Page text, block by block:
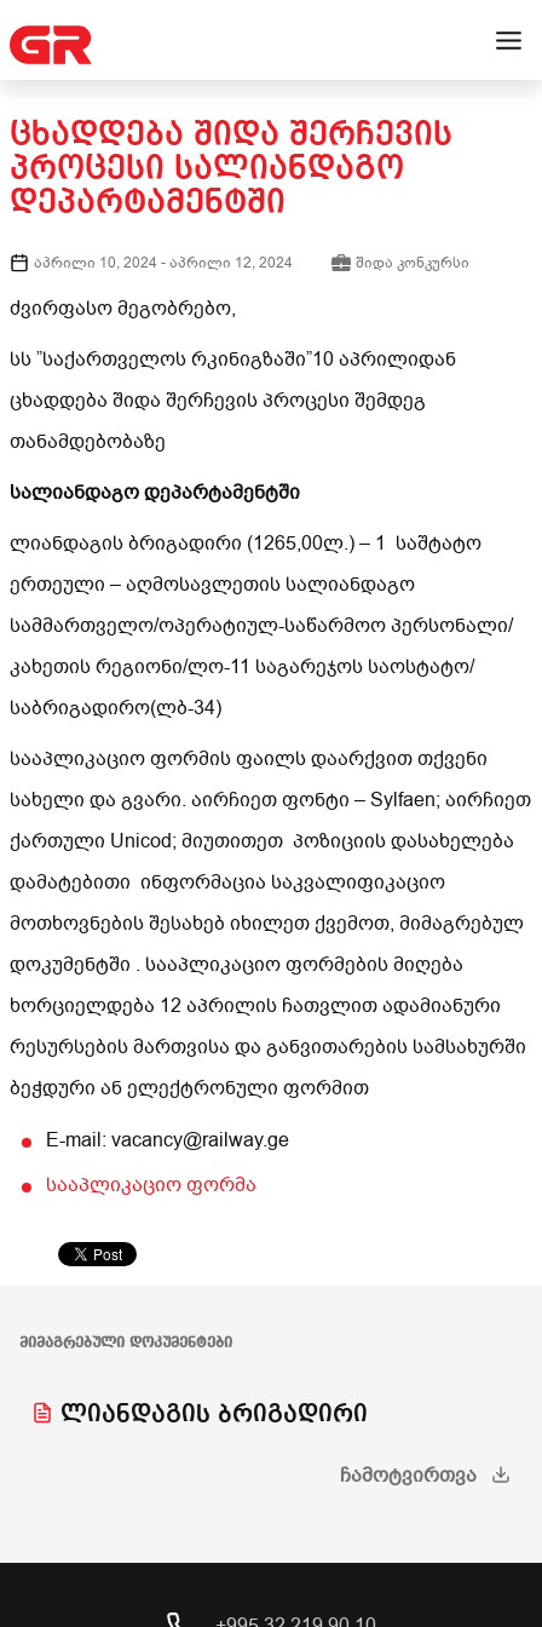
ᲪᲮᲐᲓᲓᲔᲑᲐ ᲨᲘᲓᲐ ᲨᲔᲠᲩᲔᲕᲘᲡ
ᲞᲠᲝᲪᲔᲡᲘ ᲡᲐᲚᲘᲐᲜᲓᲐᲒᲝ
ᲓᲔᲞᲐᲠᲢᲐᲛᲔᲜᲢᲨᲘ
აპრილი 10, 2024 -აპრილი 12, 2024 შიდა კონკურსი
ძვირფასო მეგობრებო,
სს ”საქართველოს რკინიგზაში”10 აპრილიდან
ცხადდება შიდა შერჩევის პროცესი შემდეგ
თანამდებობაზე
სალიანდაგო დეპარტამენტში
ლიანდაგის ბრიგადირი (1265,00ლ.) – 1 საშტატო
ერთეული – აღმოსავლეთის სალიანდაგო
სამმართველო/ოპერატიულ-საწარმოო პერსონალი/
კახეთის რეგიონი/ლო-11 საგარეჯოს საოსტატო/
საბრიგადირო(ლბ-34)
სააპლიკაციო ფორმის ფაილს დაარქვით თქვენი
სახელი და გვარი. აირჩიეთ ფონტი – Sylfaen; აირჩიეთ
ქართული Unicod; მიუთითეთ პოზიციის დასახელება
დამატებითი ინფორმაცია საკვალიფიკაციო
მოთხოვნების შესახებ იხილეთ ქვემოთ, მიმაგრებულ
დოკუმენტში . სააპლიკაციო ფორმების მიღება
ხორციელდება 12 აპრილის ჩათვლით ადამიანური
რესურსების მართვისა და განვითარების სამსახურში
ბეჭდური ან ელექტრონული ფორმით
E-mail: vacancy@railway.ge
სააპლიკაციო ფორმა
ᲛᲘᲛᲐᲒᲠᲔᲑᲣᲚᲘ ᲓᲝᲙᲣᲛᲔᲜᲢᲔᲑᲘ
ლიანდაგის ბრიგადირი
ᲩᲐᲛᲝᲢᲕᲘᲠᲗᲕᲐ